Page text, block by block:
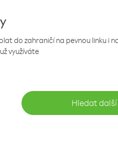
do zahraničí na pevnou linku i
využíváte
Hledat